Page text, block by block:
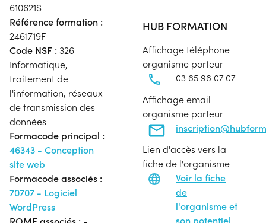
610621S
Référence formation :
2461719F
Code NSF : 326 -
Informatique,
traitement de
l'information, réseaux
de transmission des
données
Formacode principal :
46343 - Conception
site web
Formacode associés :
70707 - Logiciel
WordPress
HUB FORMATION
Affichage téléphone
organisme porteur
03 65 96 07 07
Affichage email
organisme porteur
Lien d'accès vers la
fiche de l'organisme
Voir la fiche
de
l'organisme et
son potentiel